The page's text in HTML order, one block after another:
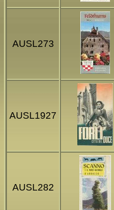
AUSL273
AUSL1927
AUSL282